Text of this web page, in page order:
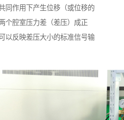
同作用下产生位移（或位移的
个腔室压力差（差压）成正
以反映差压大小的标准信号输